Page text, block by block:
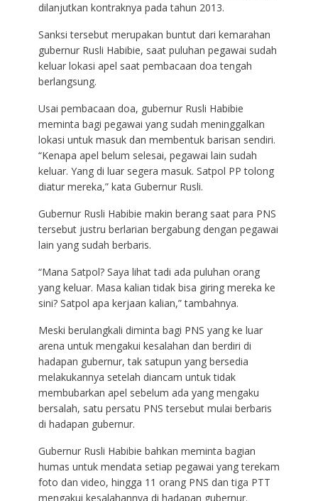
dilanjutkan kontraknya pada tahun 2013.
Sanksi tersebut merupakan buntut dari kemarahan
gubernur Rusli Habibie, saat puluhan pegawai sudah
keluar lokasi apel saat pembacaan doa tengah
berlangsung.
Usai pembacaan doa, gubernur Rusli Habibie
meminta bagi pegawai yang sudah meninggalkan
lokasi untuk masuk dan membentuk barisan sendiri.
“Kenapa apel belum selesai, pegawai lain sudah
keluar. Yang di luar segera masuk. Satpol PP tolong
diatur mereka,” kata Gubernur Rusli.
Gubernur Rusli Habibie makin berang saat para PNS
tersebut justru berlarian bergabung dengan pegawai
lain yang sudah berbaris.
“Mana Satpol? Saya lihat tadi ada puluhan orang
yang keluar. Masa kalian tidak bisa giring mereka ke
sini? Satpol apa kerjaan kalian,” tambahnya.
Meski berulangkali diminta bagi PNS yang ke luar
arena untuk mengakui kesalahan dan berdiri di
hadapan gubernur, tak satupun yang bersedia
melakukannya setelah diancam untuk tidak
membubarkan apel sebelum ada yang mengaku
bersalah, satu persatu PNS tersebut mulai berbaris
di hadapan gubernur.
Gubernur Rusli Habibie bahkan meminta bagian
humas untuk mendata setiap pegawai yang terekam
foto dan video, hingga 11 orang PNS dan tiga PTT
mengakui kesalahannya di hadapan gubernur.